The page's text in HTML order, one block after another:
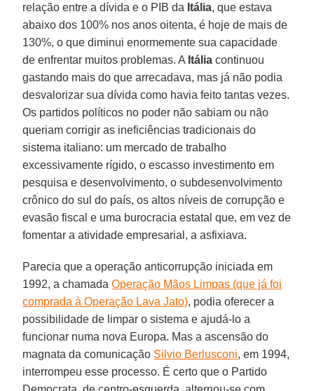
relação entre a dívida e o PIB da Itália, que estava
abaixo dos 100% nos anos oitenta, é hoje de mais de
130%, o que diminui enormemente sua capacidade
de enfrentar muitos problemas. A Itália continuou
gastando mais do que arrecadava, mas já não podia
desvalorizar sua dívida como havia feito tantas vezes.
Os partidos políticos no poder não sabiam ou não
queriam corrigir as ineficiências tradicionais do
sistema italiano: um mercado de trabalho
excessivamente rígido, o escasso investimento em
pesquisa e desenvolvimento, o subdesenvolvimento
crônico do sul do país, os altos níveis de corrupção e
evasão fiscal e uma burocracia estatal que, em vez de
fomentar a atividade empresarial, a asfixiava.
Parecia que a operação anticorrupção iniciada em
1992, a chamadaOperação Mãos Limpas (que já foi
comprada à Operação Lava Jato), podia oferecer a
possibilidade de limpar o sistema e ajudá-lo a
funcionar numa nova Europa. Mas a ascensão do
magnata da comunicação Silvio Berlusconi, em 1994,
interrompeu esse processo. É certo que o Partido